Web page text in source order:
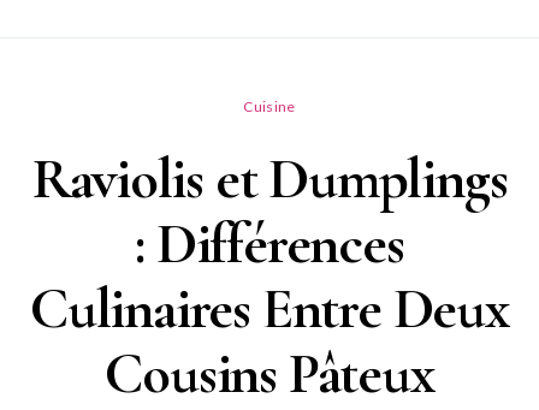
Cuisine
Raviolis et Dumplings
: Différences
Culinaires Entre Deux
Cousins Pâteux